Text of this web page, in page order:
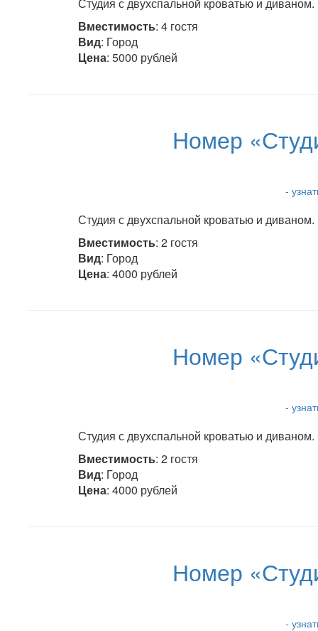
Вместимость: 4 гостя
Вид: Город
Цена: 5000 рублей
Номер
-
Студия с двухспальной кроватью и
Вместимость: 2 гостя
Вид: Город
Цена: 4000 рублей
Номер
-
Студия с двухспальной кроватью и
Вместимость: 2 гостя
Вид: Город
Цена: 4000 рублей
Номер
-